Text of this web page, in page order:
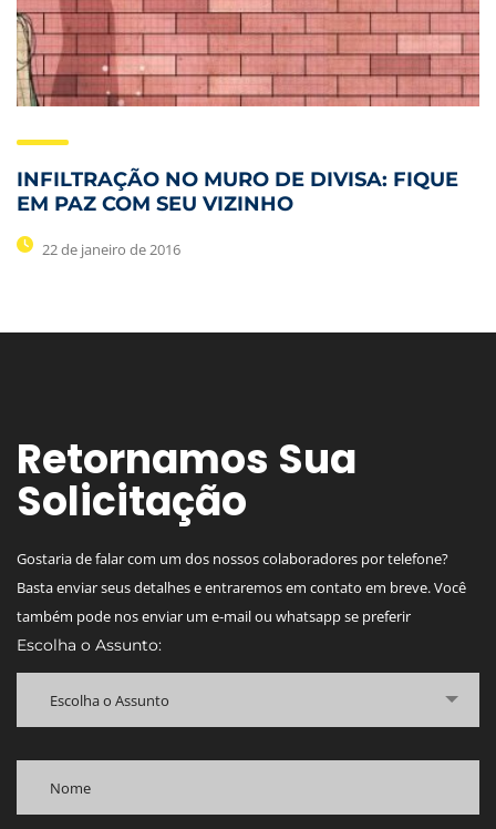
INFILTRAÇÃO NO MURO DE DIVISA: FIQUE
EM PAZ COM SEU VIZINHO
22 de janeiro de 2016
Retornamos Sua
Solicitação
Gostaria de falar com um dos nossos colaboradores por telefone?
Basta enviar seus detalhes e entraremos em contato em breve. Você
também pode nos enviar um e-mail ou whatsapp se preferir
Escolha o Assunto:
Escolha o Assunto